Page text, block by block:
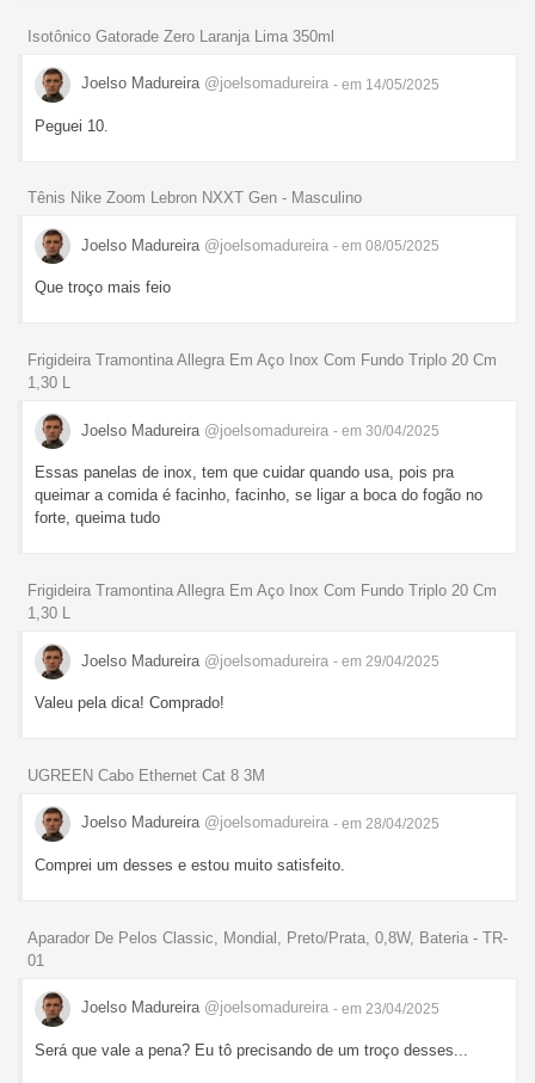
Isotônico Gatorade Zero Laranja Lima 350ml
Joelso Madureira @joelsomadureira - em 14/05/2025
Peguei 10.
Tênis Nike Zoom Lebron NXXT Gen - Masculino
Joelso Madureira @joelsomadureira - em 08/05/2025
Que troço mais feio
Frigideira Tramontina Allegra Em Aço Inox Com Fundo Triplo 20 Cm
1,30 L
Joelso Madureira @joelsomadureira - em 30/04/2025
Essas panelas de inox, tem que cuidar quando usa, pois pra
queimar a comida é facinho, facinho, se ligar a boca do fogão no
forte, queima tudo
Frigideira Tramontina Allegra Em Aço Inox Com Fundo Triplo 20 Cm
1,30 L
Joelso Madureira @joelsomadureira - em 29/04/2025
Valeu pela dica! Comprado!
UGREEN Cabo Ethernet Cat 8 3M
Joelso Madureira @joelsomadureira - em 28/04/2025
Comprei um desses e estou muito satisfeito.
Aparador De Pelos Classic, Mondial, Preto/Prata, 0,8W, Bateria - TR-
01
Joelso Madureira @joelsomadureira - em 23/04/2025
Será que vale a pena? Eu tô precisando de um troço desses...